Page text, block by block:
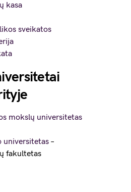
kasa
sveikatos
mokslų universitetas
universitetas –
fakultetas